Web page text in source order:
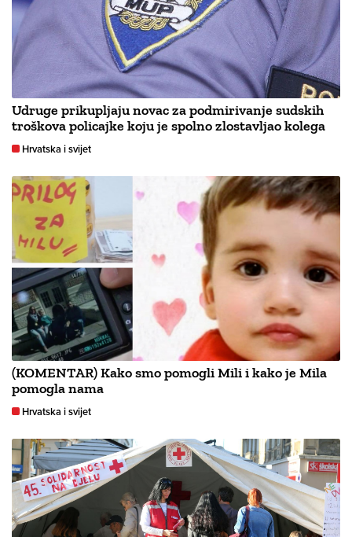
Udruge prikupljaju novac za podmirivanje sudskih
troškova policajke koju je spolno zlostavljao kolega
Hrvatska i svijet
(KOMENTAR) Kako smo pomogli Mili i kako je Mila
pomogla nama
Hrvatska i svijet